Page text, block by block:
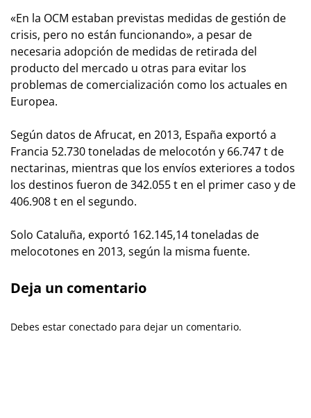
«En la OCM estaban previstas medidas de gestión de
crisis, pero no están funcionando», a pesar de
necesaria adopción de medidas de retirada del
producto del mercado u otras para evitar los
problemas de comercialización como los actuales en
Europea.
Según datos de Afrucat, en 2013, España exportó a
Francia 52.730 toneladas de melocotón y 66.747 t de
nectarinas, mientras que los envíos exteriores a todos
los destinos fueron de 342.055 t en el primer caso y de
406.908 t en el segundo.
Solo Cataluña, exportó 162.145,14 toneladas de
melocotones en 2013, según la misma fuente.
Deja un comentario
Debes estar conectado para dejar un comentario.